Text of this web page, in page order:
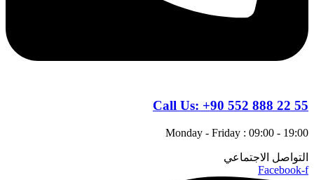
Call Us: +90 552 888 22 55
Monday - Friday : 09:00 - 19:00
التواصل الاجتماعي
Facebook-f